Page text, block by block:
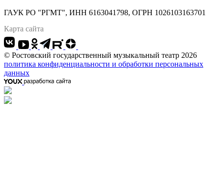
ГАУК РО "РГМТ", ИНН 6163041798, ОГРН 1026103163701
Карта сайта
© Ростовский государственный музыкальный театр 2026
политика конфиденциальности и обработки персональных
данных